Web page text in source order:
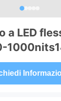
a LED